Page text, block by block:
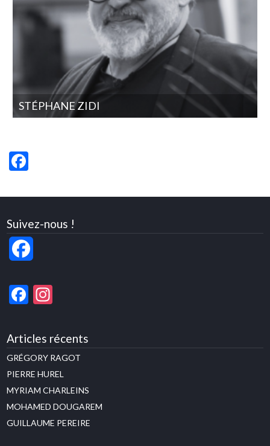
STÉPHANE ZIDI
Suivez-nous !
Facebook
Articles récents
GRÉGORY RAGOT
PIERRE HUREL
MYRIAM CHARLEINS
MOHAMED DOUGAREM
GUILLAUME PEREIRE